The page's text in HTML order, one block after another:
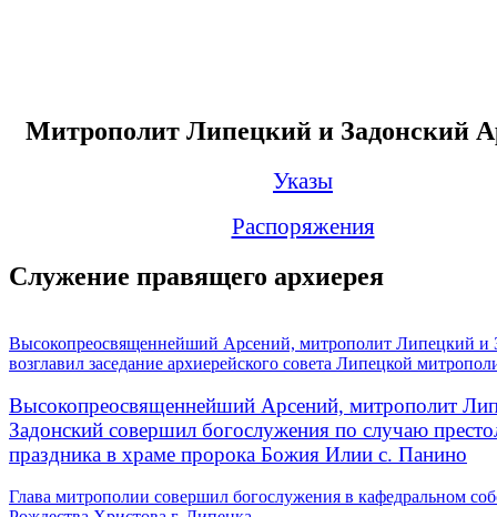
Митрополит Липецкий и Задонский
Указы
Распоряжения
Служение правящего архиерея
Высокопреосвященнейший Арсений, митрополит Липецкий и
возглавил заседание архиерейского совета Липецкой
Высокопреосвященнейший Арсений, митрополит
Задонский совершил богослужения по случаю
праздника в храме пророка Божия Илии с. Панино
Глава митрополии совершил богослужения в кафедральном